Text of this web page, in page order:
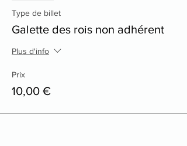
Type de billet
Galette des rois non adhérent
Plus d'info
Prix
10,00 €